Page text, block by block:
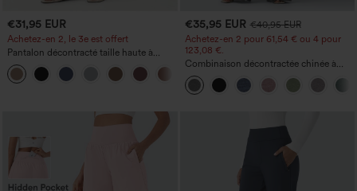
€31,95 EUR
Achetez-en 2, le 3e est offert
Pantalon décontracté taille haute à
cordon, coupe large en mélange de lin,
avec poches
€35,95 EUR €40,95 EUR
Achetez-en 2 pour 61,54 € ou 4 pour
123,08 €.
Combinaison décontractée chinée à
bretelles réglables, fronces et jambes
larges, avec poches — facile comme
tout